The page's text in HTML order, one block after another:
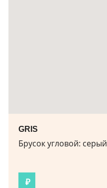
GRIS
Брусок угловой: серый
₽